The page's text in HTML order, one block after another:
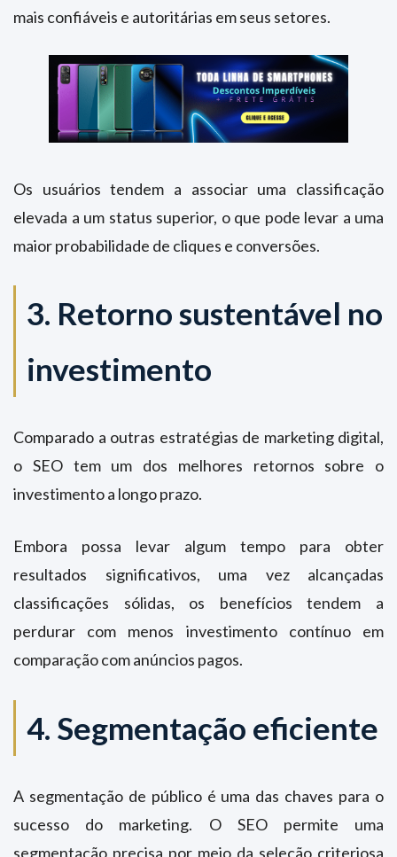
mais confiáveis e autoritárias em seus setores.
Os usuários tendem a associar uma classificação
elevada a um status superior, o que pode levar a uma
maior probabilidade de cliques e conversões.
3. Retorno sustentável no
investimento
Comparado a outras estratégias de marketing digital,
o SEO tem um dos melhores retornos sobre o
investimento a longo prazo.
Embora possa levar algum tempo para obter
resultados significativos, uma vez alcançadas
classificações sólidas, os benefícios tendem a
perdurar com menos investimento contínuo em
comparação com anúncios pagos.
4. Segmentação eficiente
A segmentação de público é uma das chaves para o
sucesso do marketing. O SEO permite uma
segmentação precisa por meio da seleção criteriosa